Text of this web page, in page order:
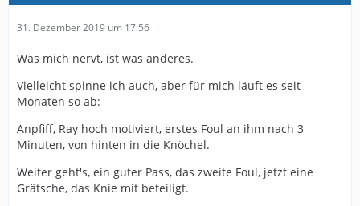
31. Dezember 2019 um 17:56
Was mich nervt, ist was anderes.
Vielleicht spinne ich auch, aber für mich läuft es seit
Monaten so ab:
Anpfiff, Ray hoch motiviert, erstes Foul an ihm nach 3
Minuten, von hinten in die Knöchel.
Weiter geht's, ein guter Pass, das zweite Foul, jetzt eine
Grätsche, das Knie mit beteiligt.